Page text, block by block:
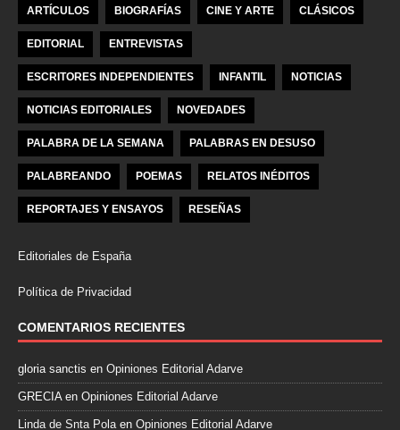
ARTÍCULOS BIOGRAFÍAS CINE Y ARTE CLÁSICOS
EDITORIAL ENTREVISTAS
ESCRITORES INDEPENDIENTES INFANTIL NOTICIAS
NOTICIAS EDITORIALES NOVEDADES
PALABRA DE LA SEMANA PALABRAS EN DESUSO
PALABREANDO POEMAS RELATOS INÉDITOS
REPORTAJES Y ENSAYOS RESEÑAS
Editoriales de España
Política de Privacidad
COMENTARIOS RECIENTES
gloria sanctis en Opiniones Editorial Adarve
GRECIAen Opiniones Editorial Adarve
Linda de Snta Polaen Opiniones Editorial Adarve